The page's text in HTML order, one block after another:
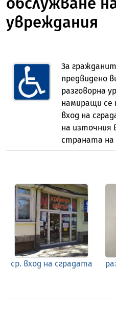
увреждания
За
предвидено
разговорна
намиращи се
вход на
на източния
страната на
ср. вход на сградата